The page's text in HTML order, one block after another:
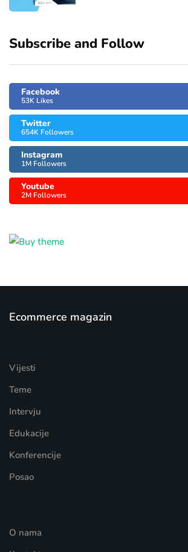
Subscribe and Follow
Facebook
53K Likes
Twitter
654K Followers
Instagram
1M Followers
Youtube
2M Followers
Ecommerce magazin
Vijesti
Teme
Intervju
Edukacije
Konferencije
Posao
O nama